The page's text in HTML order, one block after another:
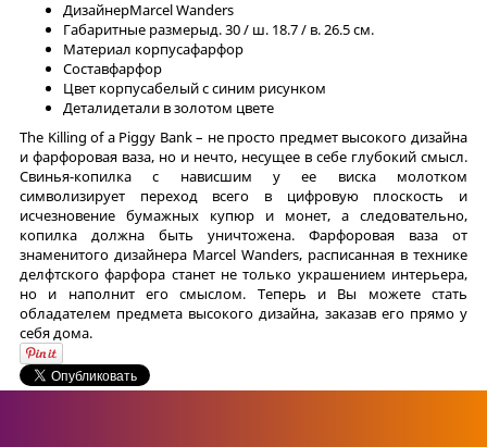
ДизайнерMarcel Wanders
Габаритные размерыд. 30 / ш. 18.7 / в. 26.5 см.
Материал корпусафарфор
Составфарфор
Цвет корпусабелый с синим рисунком
Деталидетали в золотом цвете
The Killing of a Piggy Bank – не просто предмет высокого дизайна
и фарфоровая ваза, но и нечто, несущее в себе глубокий смысл.
Свинья-копилка с нависшим у ее виска молотком
символизирует переход всего в цифровую плоскость и
исчезновение бумажных купюр и монет, а следовательно,
копилка должна быть уничтожена. Фарфоровая ваза от
знаменитого дизайнера Marcel Wanders, расписанная в технике
делфтского фарфора станет не только украшением интерьера,
но и наполнит его смыслом. Теперь и Вы можете стать
обладателем предмета высокого дизайна, заказав его прямо у
себя дома.